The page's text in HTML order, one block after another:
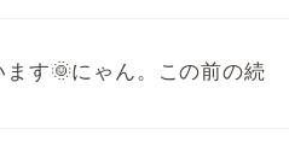
ます🌞にゃん。この前の続